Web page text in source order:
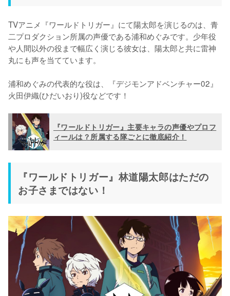
TVアニメ『ワールドトリガー』にて陽太郎を演じるのは、青
二プロダクション所属の声優である浦和めぐみです。少年役
や人間以外の役まで幅広く演じる彼女は、陽太郎と共に雷神
丸にも声を当てています。
浦和めぐみの代表的な役は、『デジモンアドベンチャー02』
火田伊織(ひだいおり)役などです！
『ワールドトリガー』主要キャラの声優やプロフ
ィールは？所属する隊ごとに徹底紹介！
『ワールドトリガー』林道陽太郎はただの
お子さまではない！